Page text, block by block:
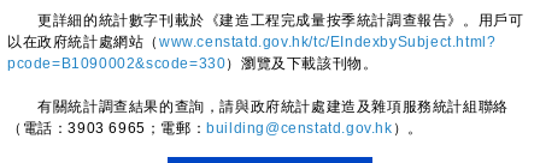
更詳細的統計數字刊載於《建造工程完成量按季統計調查報告》。用戶可
以在政府統計處網站（ www.censtatd.gov.hk/tc/EIndexbySubject.html?
pcode=B1090002&scode=330）瀏覽及下載該刊物。
有關統計調查結果的查詢，請與政府統計處建造及雜項服務統計組聯絡
（電話：3903 6965；電郵： building@censtatd.gov.hk ）。